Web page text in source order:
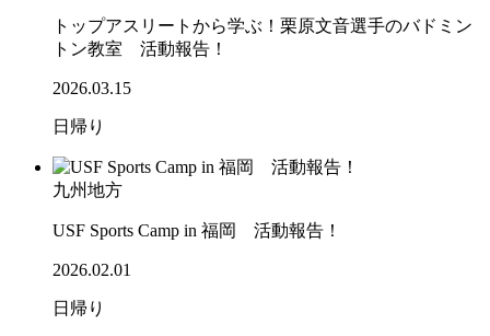
トップアスリートから学ぶ！栗原文音選手のバドミン
トン教室 活動報告！
2026.03.15
日帰り
九州地方
USF Sports Camp in 福岡 活動報告！
2026.02.01
日帰り